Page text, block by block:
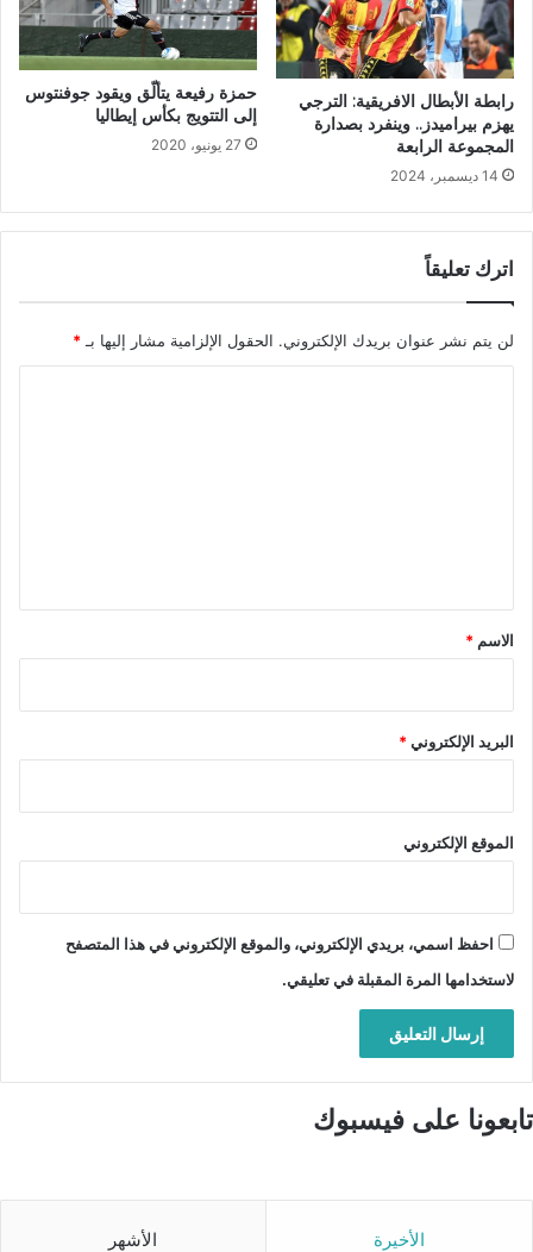
رابطة الأبطال الافريقية: الترجي
يهزم بيراميدز.. وينفرد بصدارة
المجموعة الرابعة
14 ديسمبر، 2024
حمزة رفيعة يتألّق ويقود جوفنتوس
إلى التتويج بكأس إيطاليا
27 يونيو، 2020
اترك تعليقاً
لن يتم نشر عنوان بريدك الإلكتروني. الحقول الإلزامية مشار إليها بـ *
*
الاسم *
البريد الإلكتروني*
الموقع الإلكتروني
احفظ اسمي، بريدي الإلكتروني، والموقع الإلكتروني في هذا المتصفح
لاستخدامها المرة المقبلة في تعليقي.
تابعونا على فيسبوك
الأخيرة الأشهر